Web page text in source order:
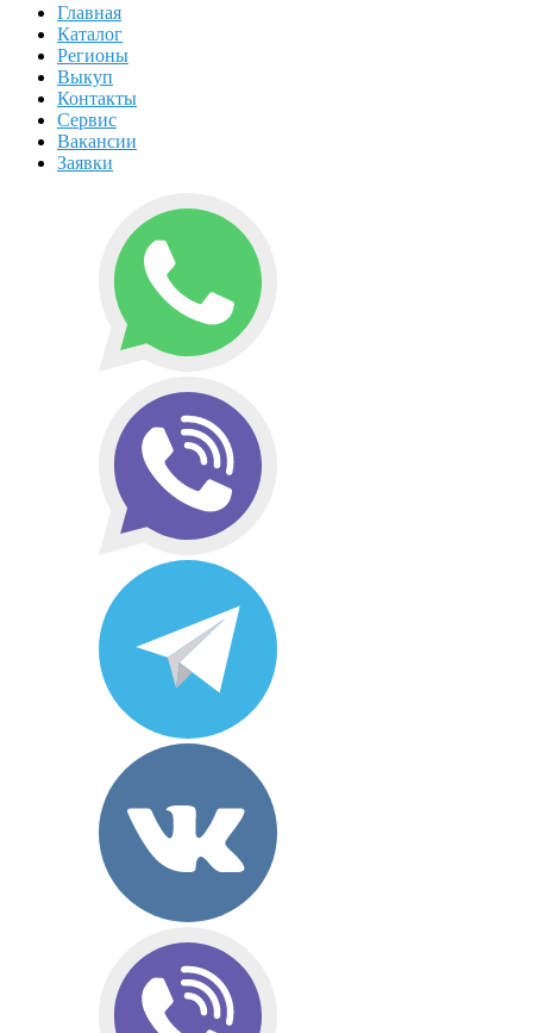
Главная
Каталог
Регионы
Выкуп
Контакты
Сервис
Вакансии
Заявки